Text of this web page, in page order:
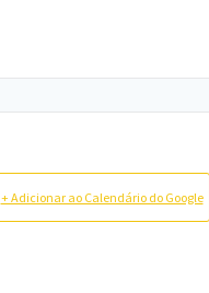
+ Adicionar ao Calendário do Google